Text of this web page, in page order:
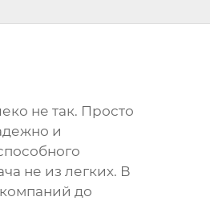
не так. Просто
и
не из легких. В
до